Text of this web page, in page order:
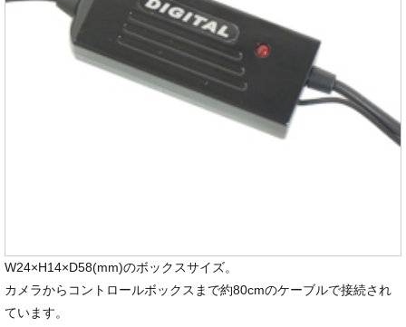
W24×H14×D58(mm)のボックスサイズ。
カメラからコントロールボックスまで約80cmのケーブルで接続され
ています。